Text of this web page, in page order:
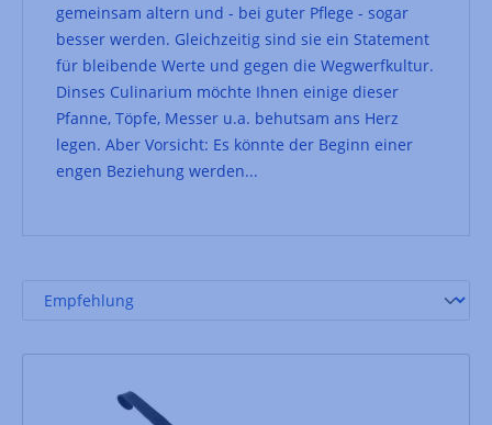
gemeinsam altern und - bei guter Pflege - sogar
besser werden. Gleichzeitig sind sie ein Statement
für bleibende Werte und gegen die Wegwerfkultur.
Dinses Culinarium möchte Ihnen einige dieser
Pfanne, Töpfe, Messer u.a. behutsam ans Herz
legen. Aber Vorsicht: Es könnte der Beginn einer
engen Beziehung werden...